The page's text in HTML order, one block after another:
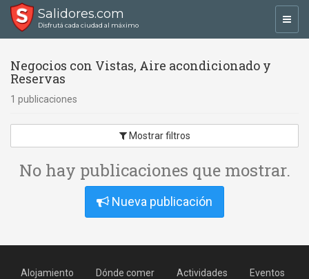
Salidores.com
Disfrutá cada ciudad al máximo
Negocios con Vistas, Aire acondicionado y
Reservas
1 publicaciones
Mostrar filtros
No hay publicaciones que mostrar.
Nueva publicación
Alojamiento Dónde comer Actividades Eventos